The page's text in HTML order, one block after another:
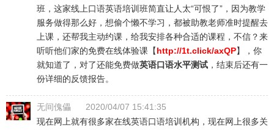
班，这家线上口语英语培训班简直让人太“可恨了”，因为教学
服务做得那么好，想偷个懒不学习，都被助教老师准时提醒去
上课，还帮我主动约课，给我安排各种合适的课程，不信？来
听听他们家的免费在线体验课【http://1t.click/axQP】，你
就知道了，对了还能免费做英语口语水平测试 ，结束后还有一
份详细的反馈报告。
无间傀儡
2020/04/07 15:41:35
现在网上就有很多家在线英语口语培训机构，现在网上很多关